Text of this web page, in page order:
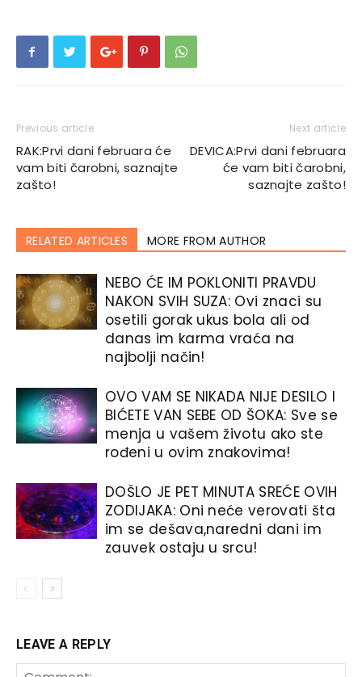
Previous article
RAK:Prvi dani februara će
vam biti čarobni, saznajte
zašto!
Next article
DEVICA:Prvi dani februara
će vam biti čarobni,
saznajte zašto!
RELATED ARTICLES MORE FROM AUTHOR
NEBO ĆE IM POKLONITI PRAVDU
NAKON SVIH SUZA: Ovi znaci su
osetili gorak ukus bola ali od
danas im karma vraća na
najbolji način!
OVO VAM SE NIKADA NIJE DESILO I
BIĆETE VAN SEBE OD ŠOKA: Sve se
menja u vašem životu ako ste
rođeni u ovim znakovima!
DOŠLO JE PET MINUTA SREĆE OVIH
ZODIJAKA: Oni neće verovati šta
im se dešava,naredni dani im
zauvek ostaju u srcu!
LEAVE A REPLY